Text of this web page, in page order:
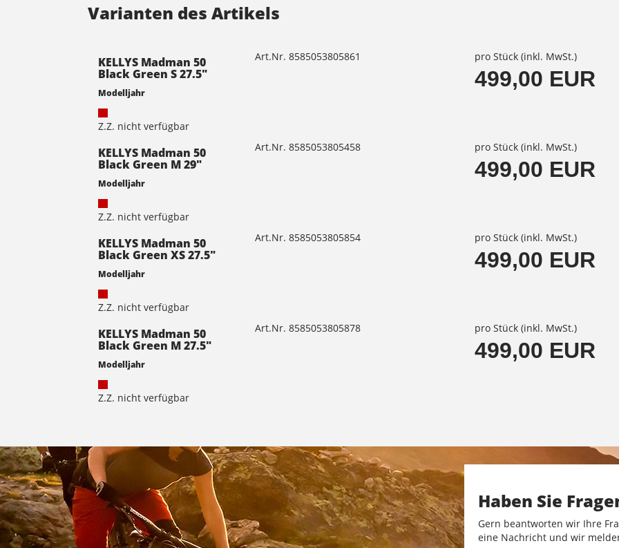
Varianten des Artikels
KELLYS Madman 50
Black Green S 27.5"
Modelljahr
Z.Z. nicht verfügbar
Art.Nr. 8585053805861 pro Stück (inkl. MwSt.)
499,00 EUR
KELLYS Madman 50
Black Green M 29"
Modelljahr
Z.Z. nicht verfügbar
Art.Nr. 8585053805458 pro Stück (inkl. MwSt.)
499,00 EUR
KELLYS Madman 50
Black Green XS 27.5"
Modelljahr
Z.Z. nicht verfügbar
Art.Nr. 8585053805854 pro Stück (inkl. MwSt.)
499,00 EUR
KELLYS Madman 50
Black Green M 27.5"
Modelljahr
Z.Z. nicht verfügbar
Art.Nr. 8585053805878 pro Stück (inkl. MwSt.)
499,00 EUR
Haben Sie
Gern beantworten wir Ihre
eine Nachricht und wir